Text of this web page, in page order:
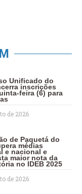
Unificado do
inscrições
feira (6) para
de 2026
de Paquetá do
médias
e nacional e
maior nota da
no IDEB 2025
de 2026